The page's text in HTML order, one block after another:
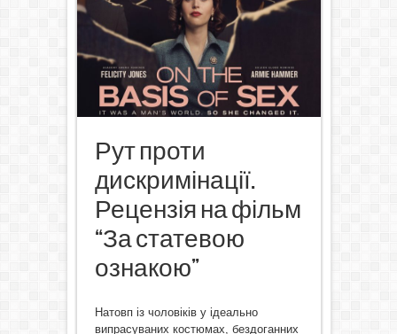
Рут проти
дискримінації.
Рецензія на фільм
“За статевою
ознакою”
Натовп із чоловіків у ідеально
випрасуваних костюмах, бездоганних